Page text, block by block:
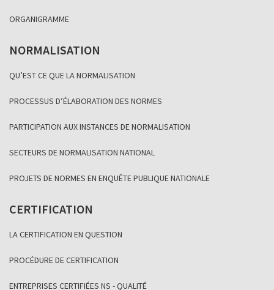
ORGANIGRAMME
NORMALISATION
QU’EST CE QUE LA NORMALISATION
PROCESSUS D’ÉLABORATION DES NORMES
PARTICIPATION AUX INSTANCES DE NORMALISATION
SECTEURS DE NORMALISATION NATIONAL
PROJETS DE NORMES EN ENQUÊTE PUBLIQUE NATIONALE
CERTIFICATION
LA CERTIFICATION EN QUESTION
PROCÉDURE DE CERTIFICATION
ENTREPRISES CERTIFIÉES NS - QUALITÉ